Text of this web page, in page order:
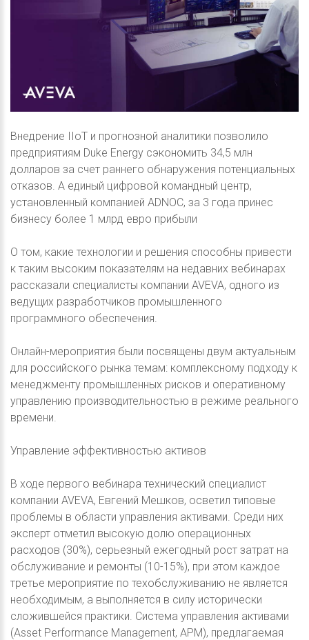
Внедрение IIoT и прогнозной аналитики позволило
предприятиям Duke Energy сэкономить 34,5 млн
долларов за счет раннего обнаружения потенциальных
отказов. А единый цифровой командный центр,
установленный компанией ADNOC, за 3 года принес
бизнесу более 1 млрд евро прибыли
О том, какие технологии и решения способны привести
к таким высоким показателям на недавних вебинарах
рассказали специалисты компании AVEVA, одного из
ведущих разработчиков промышленного
программного обеспечения.
Онлайн-мероприятия были посвящены двум актуальным
для российского рынка темам: комплексному подходу к
менеджменту промышленных рисков и оперативному
управлению производительностью в режиме реального
времени.
Управление эффективностью активов
В ходе первого вебинара технический специалист
компании AVEVA, Евгений Мешков, осветил типовые
проблемы в области управления активами. Среди них
эксперт отметил высокую долю операционных
расходов (30%), серьезный ежегодный рост затрат на
обслуживание и ремонты (10-15%), при этом каждое
третье мероприятие по техобслуживанию не является
необходимым, а выполняется в силу исторически
сложившейся практики. Система управления активами
(Asset Performance Management, APM), предлагаемая